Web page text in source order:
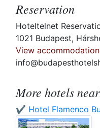
Reservation
Hoteltelnet
1021 Budapest,
View
More hotels
✔️ Hotel Flamenco